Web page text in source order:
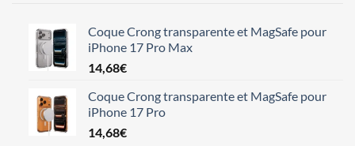
Coque Crong transparente et MagSafe pour
iPhone 17 Pro Max
14,68€
Coque Crong transparente et MagSafe pour
iPhone 17 Pro
14,68€